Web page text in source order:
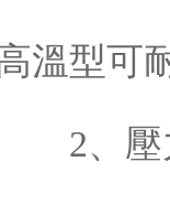
溫型可
2、壓力